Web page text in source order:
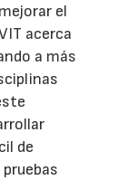
el
acerca
a más
de